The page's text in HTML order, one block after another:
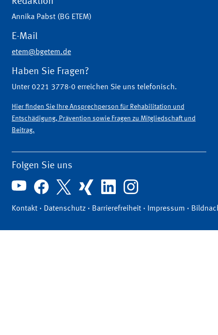
Annika Pabst (BG ETEM)
E-Mail
etem@bgetem.de
Haben Sie Fragen?
Unter 0221 3778-0 erreichen Sie uns telefonisch.
Hier finden Sie Ihre Ansprechperson für Rehabilitation und
Entschädigung, Prävention sowie Fragen zu Mitgliedschaft und
Beitrag.
Folgen Sie uns
Kontakt · Datenschutz · Barrierefreiheit · Impressum ·